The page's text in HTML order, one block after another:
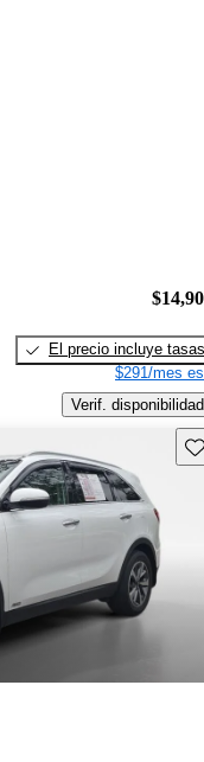
El precio incluye tasas
$291/mes
Verif. disponibilidad